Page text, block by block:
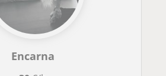
Encarna